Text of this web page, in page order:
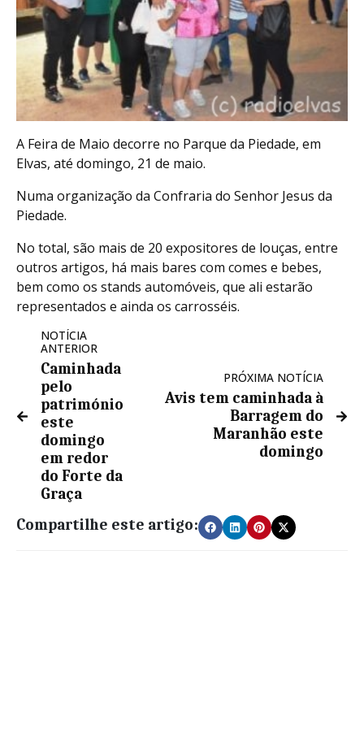
A Feira de Maio decorre no Parque da Piedade, em
Elvas, até domingo, 21 de maio.
Numa organização da Confraria do Senhor Jesus da
Piedade.
No total, são mais de 20 expositores de louças, entre
outros artigos, há mais bares com comes e bebes,
bem como os stands automóveis, que ali estarão
representados e ainda os carrosséis.
NOTÍCIA
ANTERIOR
Caminhada
pelo
património
este
domingo
em redor
do Forte da
Graça
PRÓXIMA NOTÍCIA
Avis tem caminhada à
Barragem do
Maranhão este
domingo
Compartilhe este artigo: